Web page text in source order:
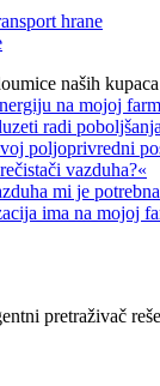
hrane
naših kupaca
na mojoj
radi
poljoprivredni
vazduha?«
mi je
ima na mojoj
pretraživač